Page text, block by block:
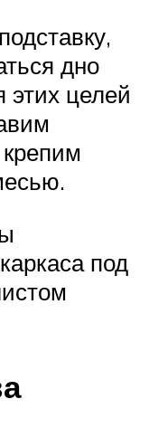
дно
целей
под